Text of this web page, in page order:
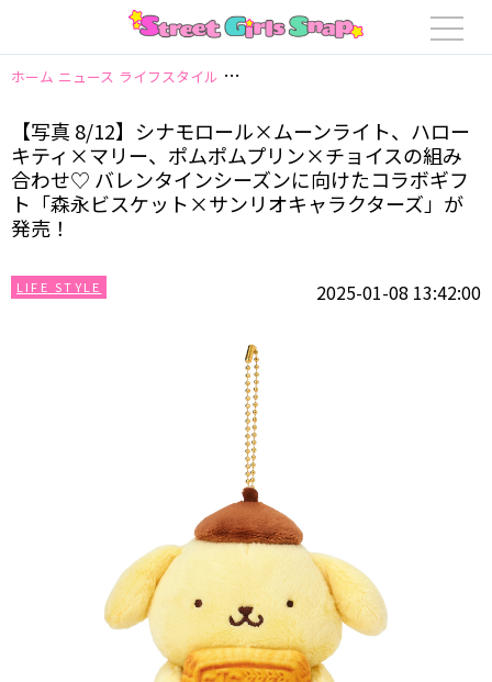
ホーム ニュース ライフスタイル 【写真 8/12】シナモロール×ムーンラ
【写真 8/12】シナモロール×ムーンライト、ハロー
キティ×マリー、ポムポムプリン×チョイスの組み
合わせ♡ バレンタインシーズンに向けたコラボギフ
ト「森永ビスケット×サンリオキャラクターズ」が
発売！
LIFE STYLE 2025-01-08 13:42:00